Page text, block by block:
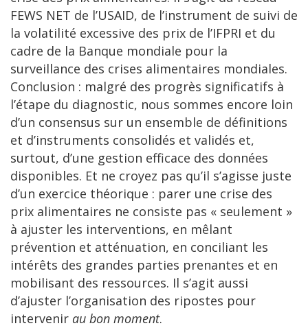
FEWS NET de l’USAID, de l’instrument de suivi de
la volatilité excessive des prix de l’IFPRI et du
cadre de la Banque mondiale pour la
surveillance des crises alimentaires mondiales.
Conclusion : malgré des progrès significatifs à
l’étape du diagnostic, nous sommes encore loin
d’un consensus sur un ensemble de définitions
et d’instruments consolidés et validés et,
surtout, d’une gestion efficace des données
disponibles. Et ne croyez pas qu’il s’agisse juste
d’un exercice théorique : parer une crise des
prix alimentaires ne consiste pas « seulement »
à ajuster les interventions, en mêlant
prévention et atténuation, en conciliant les
intérêts des grandes parties prenantes et en
mobilisant des ressources. Il s’agit aussi
d’ajuster l’organisation des ripostes pour
intervenir au bon moment.